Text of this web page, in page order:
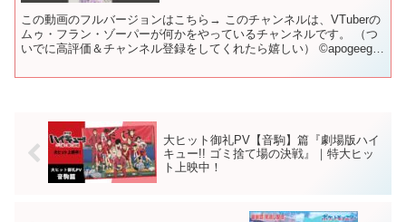
この動画のフルバージョンはこちら→ このチャンネルは、VTuberの
ムゥ・フラン・ゾーパーが何かをやっているチャンネルです。 （つ
いでに高評価＆チャンネル登録をしてくれたら嬉しい） ©apogeego
大ヒット御礼PV【音駒】篇『劇場版ハイ
キュー!! ゴミ捨て場の決戦』｜特大ヒッ
ト上映中！